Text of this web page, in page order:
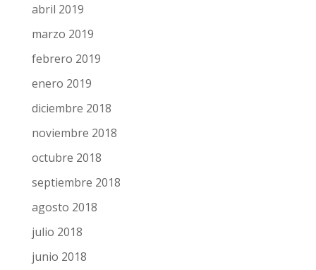
abril 2019
marzo 2019
febrero 2019
enero 2019
diciembre 2018
noviembre 2018
octubre 2018
septiembre 2018
agosto 2018
julio 2018
junio 2018